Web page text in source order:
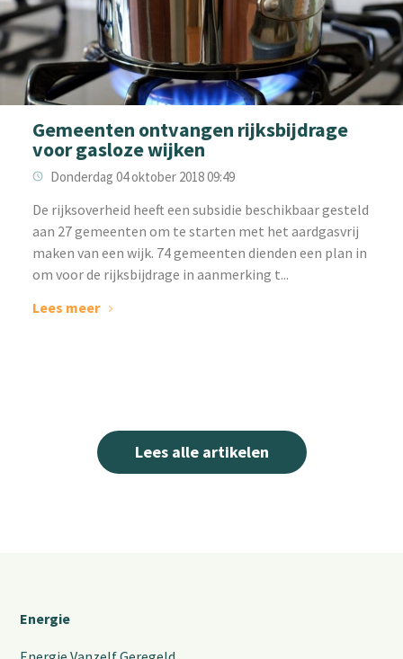
Gemeenten ontvangen rijksbijdrage
voor gasloze wijken
Donderdag 04 oktober 2018 09:49
De rijksoverheid heeft een subsidie beschikbaar gesteld
aan 27 gemeenten om te starten met het aardgasvrij
maken van een wijk. 74 gemeenten dienden een plan in
om voor de rijksbijdrage in aanmerking t...
Lees meer
Lees alle artikelen
Energie